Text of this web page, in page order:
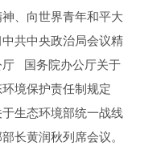
、向世界青年和平大
共中央政治局会议精
厅 国务院办公厅关于
境保护责任制规定
于生态环境部统一战线
长黄润秋列席会议。